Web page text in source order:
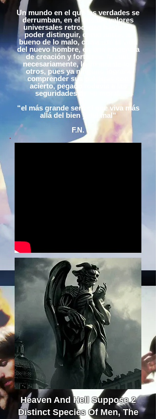
Un mundo en el que las verdades se
derrumban, en el que los valores
universales retroceden hasta no
poder distinguir, como antes, lo
bueno de lo malo, convierte la vida
del nuevo hombre, en una exigencia
de creación y fortaleza, la cual,
necesariamente, lo alejará de los
otros, pues ya ninguno logrará
comprender sus palabras con
acierto, pegado todavía a las
seguridades de su moral.
“el más grande será el
que viva más
allá del bien y del mal“
F.N.
Heaven And Hell Suppose 2
Distinct Species Of Men, The